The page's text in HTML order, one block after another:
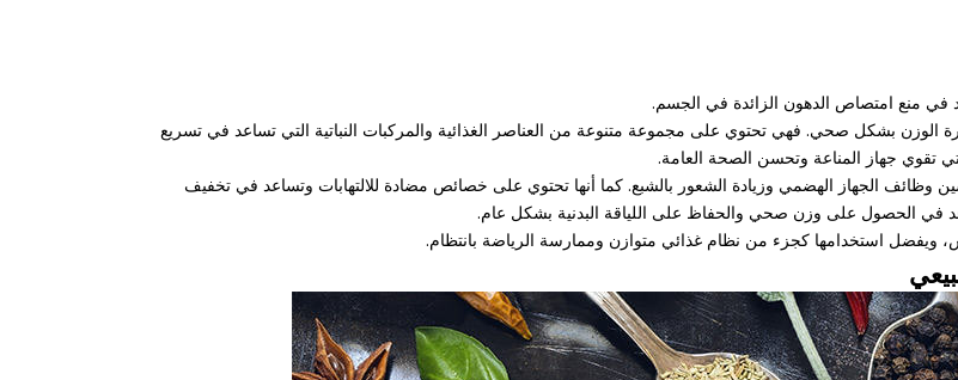
منع امتصاص الدهون الزائدة في الجسم.
الوزن بشكل صحي. فهي تحتوي على مجموعة متنوعة من العناصر الغذائية والمركبات النباتية التي تساعد في تسريع
تقوي جهاز المناعة وتحسن الصحة العامة.
الجهاز الهضمي وزيادة الشعور بالشبع. كما أنها تحتوي على خصائص مضادة للالتهابات وتساعد في تخفيف
في الحصول على وزن صحي والحفاظ على اللياقة البدنية بشكل عام.
ويفضل استخدامها كجزء من نظام غذائي متوازن وممارسة الرياضة بانتظام.